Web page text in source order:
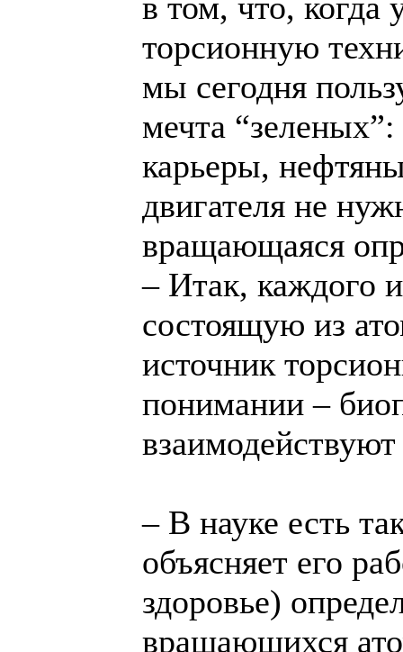
торсионную
мы сегодня
мечта
карьеры,
двигателя не
вращающаяся
– Итак, каждого
состоящую из
источник
понимании –
– В науке есть
объясняет его
здоровье)
вращающихся